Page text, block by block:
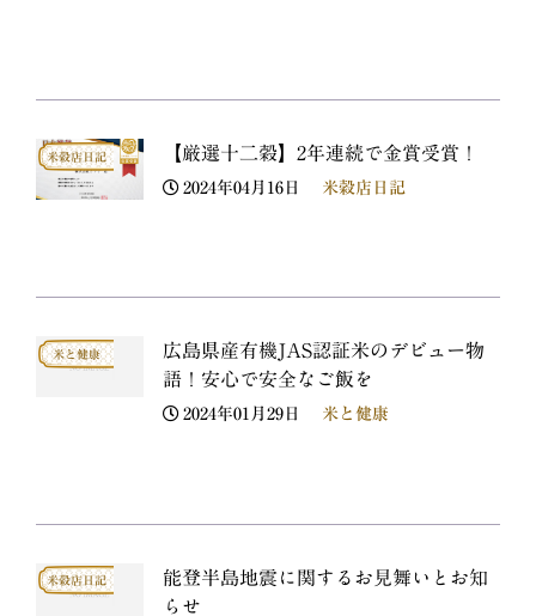
米穀店日記 【厳選十二穀】2年連続で金賞受賞！
2024年04月16日 米穀店日記
米と健康
広島県産有機JAS認証米のデビュー物
語！安心で安全なご飯を
2024年01月29日 米と健康
米穀店日記
能登半島地震に関するお見舞いとお知
らせ